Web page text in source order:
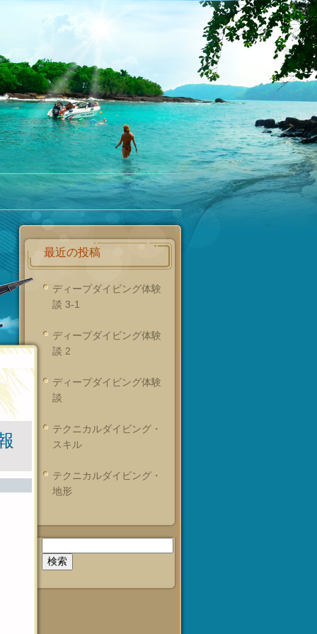
最近の投稿
ディープダイビング体験
談 3-1
ディープダイビング体験
談 2
ディープダイビング体験
談
テクニカルダイビング・
スキル
テクニカルダイビング・
地形
索: